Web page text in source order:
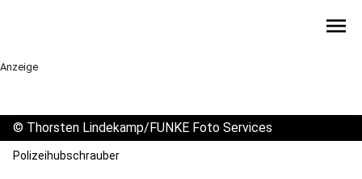
menu
Anzeige
© Thorsten Lindekamp/FUNKE Foto Services
Polizeihubschrauber